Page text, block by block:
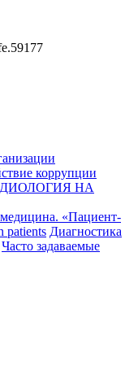
коррупции
НА
«Пациент-
patients Диагностика
Часто задаваемые